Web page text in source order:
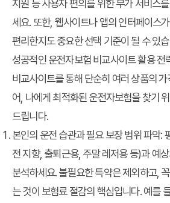
지원 등 사용자 편의를 위한 부가 서비스
세요. 또한, 웹사이트나 앱의 인터페이스
편리한지도 중요한 선택 기준이 될 수 있
성공적인 운전자보험 비교사이트 활용 전
비교사이트를 통해 단순히 여러 상품의
어, 나에게 최적화된 운전자보험을 찾기
드립니다.
본인의 운전 습관과 필요 보장 범위 파악:
전 지향, 출퇴근용, 주말 레저용 등)과 예
분석하세요. 불필요한 특약은 제외하고,
는 것이 보험료 절감의 핵심입니다. 예를